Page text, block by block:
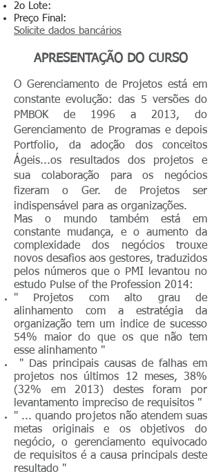
2o Lote:
Preço Final:
Solicite dados bancários
APRESENTAÇÃO DO CURSO
O Gerenciamento de Projetos está em
constante evolução: das 5 versões do
PMBOK de 1996 a 2013, do
Gerenciamento de Programas e depois
Portfolio, da adoção dos conceitos
Ágeis...os resultados dos projetos e
sua colaboração para os negócios
fizeram o Ger. de Projetos ser
indispensável para as organizações.
Mas o mundo também está em
constante mudança, e o aumento da
complexidade dos negócios trouxe
novos desafios aos gestores, traduzidos
pelos números que o PMI levantou no
estudo Pulse of the Profession 2014:
" Projetos com alto grau de
alinhamento com a estratégia da
organização tem um indice de sucesso
54% maior do que os que não tem
esse alinhamento "
" Das principais causas de falhas em
projetos nos últimos 12 meses, 38%
(32% em 2013) destes foram por
levantamento impreciso de requisitos "
" ... quando projetos não atendem suas
metas originais e os objetivos do
negócio, o gerenciamento equivocado
de requisitos é a causa principals deste
resultado "